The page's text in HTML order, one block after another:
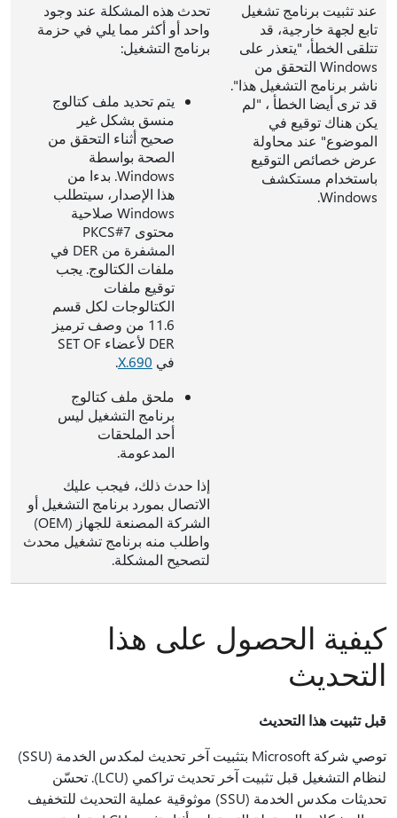
عند تثبيت برنامج تشغيل
تابع لجهة خارجية، قد
تتلقى الخطأ، "يتعذر على
Windows التحقق من
ناشر برنامج التشغيل هذا".
قد ترى أيضا الخطأ ، "لم
يكن هناك توقيع في
الموضوع" عند محاولة
عرض خصائص التوقيع
باستخدام مستكشف
Windows.
تحدث هذه المشكلة عند وجود
واحد أو أكثر مما يلي في حزمة
برنامج التشغيل:
يتم تحديد ملف كتالوج
منسق بشكل غير
صحيح أثناء التحقق من
الصحة بواسطة
Windows. بدءا من
هذا الإصدار، سيتطلب
Windows صلاحية
محتوى PKCS#7
المشفرة من DER في
ملفات الكتالوج. يجب
توقيع ملفات
الكتالوجات لكل قسم
11.6 من وصف ترميز
DER لأعضاء SET OF
في X.690
.
ملحق ملف كتالوج
برنامج التشغيل ليس
أحد الملحقات
المدعومة.
إذا حدث ذلك، فيجب عليك
الاتصال بمورد برنامج التشغيل أو
الشركة المصنعة للجهاز (OEM)
واطلب منه برنامج تشغيل محدث
لتصحيح المشكلة.
كيفية الحصول على هذا
التحديث
قبل تثبيت هذا التحديث
توصي شركة Microsoft بتثبيت آخر تحديث لمكدس الخدمة (SSU)
لنظام التشغيل قبل تثبيت آخر تحديث تراكمي (LCU). تحسّن
تحديثات مكدس الخدمة (SSU)‬ موثوقية عملية التحديث للتخفيف